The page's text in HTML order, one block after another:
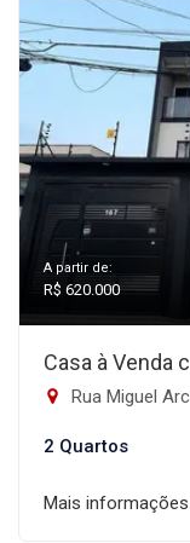
A partir de:
R$ 620.000
Casa à Venda
Rua Miguel
2 Quartos
Mais informações